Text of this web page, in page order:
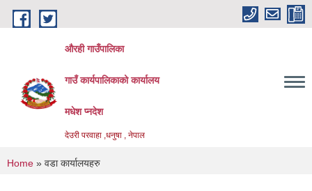
Skip to main content
औरही गाउँपालिका
गाउँ कार्यपालिकाको कार्यालय
मधेश प्नदेश
देउरी परवाहा ,धनुषा , नेपाल
You are here
Home » वडा कार्यालयहरु